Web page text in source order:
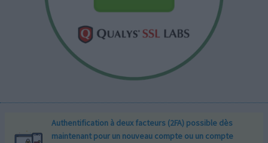
Authentification à deux facteurs (2FA) possible dès
maintenant pour un nouveau compte ou un compte